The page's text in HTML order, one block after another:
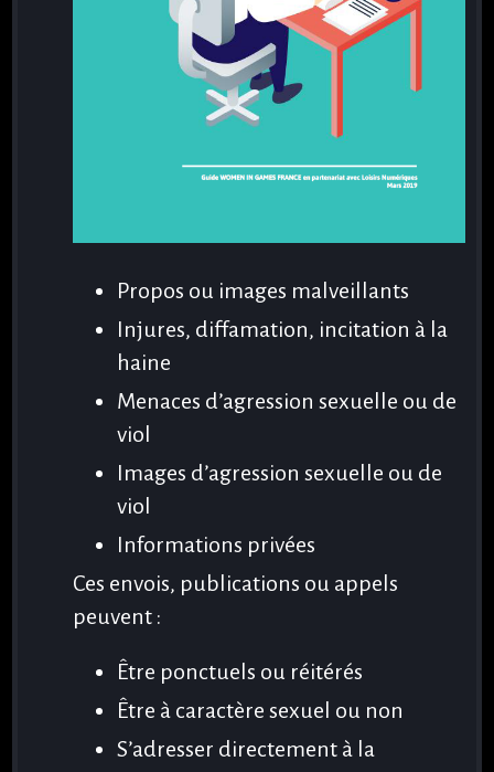
Propos ou images malveillants
Injures, diffamation, incitation à la
haine
Menaces d’agression sexuelle ou de
viol
Images d’agression sexuelle ou de
viol
Informations privées
Ces envois, publications ou appels
peuvent :
Être ponctuels ou réitérés
Être à caractère sexuel ou non
S’adresser directement à la